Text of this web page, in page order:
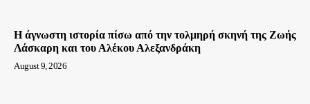
Η άγνωστη ιστορία πίσω από την τολμηρή σκηνή της Ζωής
Λάσκαρη και του Αλέκου Αλεξανδράκη
August 9, 2026